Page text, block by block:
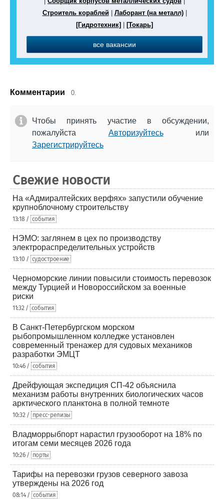
Строитель кораблей| Лаборант (на металл)|
[Гидротехник]
[Токарь]
все вакансии
Комментарии 0.
Чтобы принять участие в обсуждении,
пожалуйста Авторизуйтесьили
Зарегистрируйтесь
Свежие новости
На «Адмиралтейских верфях» запустили обучение
крупноблочному строительству
13:18 / события
НЭМО: заглянем в цех по производству
электрораспределительных устройств
13:10 / судостроение
Черноморские линии повысили стоимость перевозок
между Турцией и Новороссийском за военные
риски
11:32 / события
В Санкт-Петербургском морском
рыбопромышленном колледже установлен
современный тренажер для судовых механиков
разработки ЭМЦТ
10:46 / события
Дрейфующая экспедиция СП-42 объяснила
механизм работы внутренних биологических часов
арктического планктона в полной темноте
10:32 / пресс-релизы
Владморрыбпорт нарастил грузооборот на 18% по
итогам семи месяцев 2026 года
10:26 / порты
Тарифы на перевозки грузов северного завоза
утверждены на 2026 год
08:14 / события